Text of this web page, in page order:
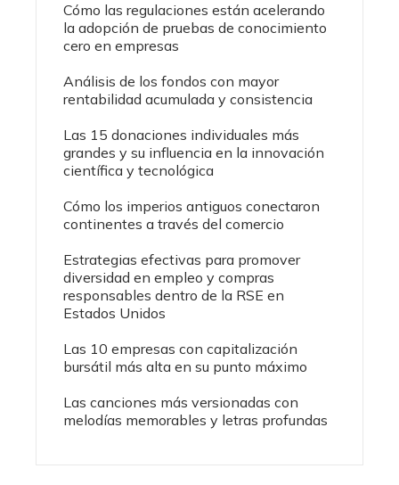
Cómo las regulaciones están acelerando
la adopción de pruebas de conocimiento
cero en empresas
Análisis de los fondos con mayor
rentabilidad acumulada y consistencia
Las 15 donaciones individuales más
grandes y su influencia en la innovación
científica y tecnológica
Cómo los imperios antiguos conectaron
continentes a través del comercio
Estrategias efectivas para promover
diversidad en empleo y compras
responsables dentro de la RSE en
Estados Unidos
Las 10 empresas con capitalización
bursátil más alta en su punto máximo
Las canciones más versionadas con
melodías memorables y letras profundas